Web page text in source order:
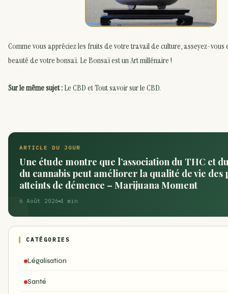
Comme vous appréciez les fruits de votre travail de culture, asseyez-
beauté de votre bonsaï. Le Bonsaï est un Art millénaire !
Sur le même sujet :Le CBDetTout savoir sur le CBD.
ARTICLE DU JOUR
Une étude montre que l’association du THC et
du cannabis peut améliorer la qualité de vie des
atteints de démence – Marijuana Moment
6 Août 2026 4 min
CATÉGORIES
Légalisation
Santé